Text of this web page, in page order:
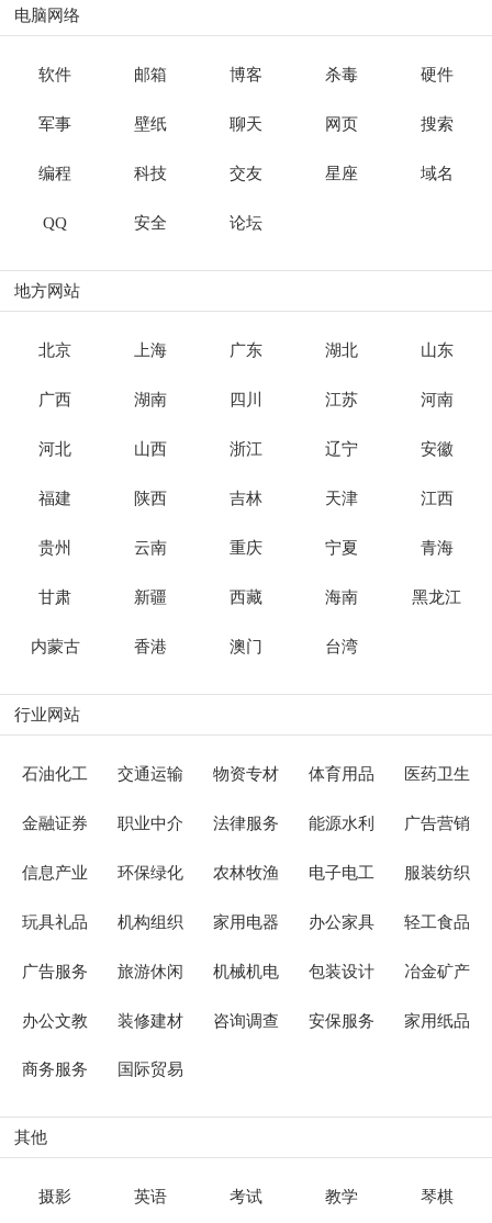
电脑网络
软件 邮箱 博客 杀毒 硬件
军事 壁纸 聊天 网页 搜索
编程 科技 交友 星座 域名
QQ 安全 论坛
地方网站
北京 上海 广东 湖北 山东
广西 湖南 四川 江苏 河南
河北 山西 浙江 辽宁 安徽
福建 陕西 吉林 天津 江西
贵州 云南 重庆 宁夏 青海
甘肃 新疆 西藏 海南 黑龙江
内蒙古 香港 澳门 台湾
行业网站
石油化工 交通运输 物资专材 体育用品 医药卫生
金融证券 职业中介 法律服务 能源水利 广告营销
信息产业 环保绿化 农林牧渔 电子电工 服装纺织
玩具礼品 机构组织 家用电器 办公家具 轻工食品
广告服务 旅游休闲 机械机电 包装设计 冶金矿产
办公文教 装修建材 咨询调查 安保服务 家用纸品
商务服务 国际贸易
其他
摄影 英语 考试 教学 琴棋